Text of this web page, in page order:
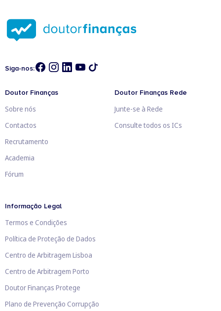
Siga-nos:
Doutor Finanças
Sobre nós
Contactos
Recrutamento
Academia
Fórum
Doutor Finanças Rede
Junte-se à Rede
Consulte todos os ICs
Informação Legal
Termos e Condições
Política de Proteção de Dados
Centro de Arbitragem Lisboa
Centro de Arbitragem Porto
Doutor Finanças Protege
Plano de Prevenção Corrupção